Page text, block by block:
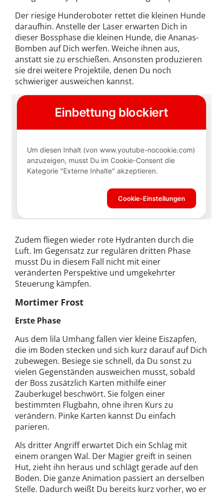
Der riesige Hunderoboter rettet die kleinen Hunde
daraufhin. Anstelle der Laser erwarten Dich in
dieser Bossphase die kleinen Hunde, die Ananas-
Bomben auf Dich werfen. Weiche ihnen aus,
anstatt sie zu erschießen. Ansonsten produzieren
sie drei weitere Projektile, denen Du noch
schwieriger ausweichen kannst.
Zudem fliegen wieder rote Hydranten durch die
Luft. Im Gegensatz zur regulären dritten Phase
musst Du in diesem Fall nicht mit einer
veränderten Perspektive und umgekehrter
Steuerung kämpfen.
Mortimer Frost
Erste Phase
Aus dem lila Umhang fallen vier kleine Eiszapfen,
die im Boden stecken und sich kurz darauf auf Dich
zubewegen. Besiege sie schnell, da Du sonst zu
vielen Gegenständen ausweichen musst, sobald
der Boss zusätzlich Karten mithilfe einer
Zauberkugel beschwört. Sie folgen einer
bestimmten Flugbahn, ohne ihren Kurs zu
verändern. Pinke Karten kannst Du einfach
parieren.
Als dritter Angriff erwartet Dich ein Schlag mit
einem orangen Wal. Der Magier greift in seinen
Hut, zieht ihn heraus und schlägt gerade auf den
Boden. Die ganze Animation passiert an derselben
Stelle. Dadurch weißt Du bereits kurz vorher, wo er